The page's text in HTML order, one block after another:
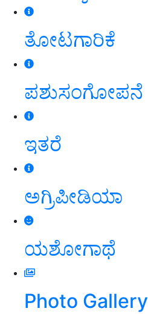
ತೋಟಗಾರಿಕೆ
ಪಶುಸಂಗೋಪನೆ
ಇತರೆ
ಅಗ್ರಿಪೀಡಿಯಾ
ಯಶೋಗಾಥೆ
Photo Gallery